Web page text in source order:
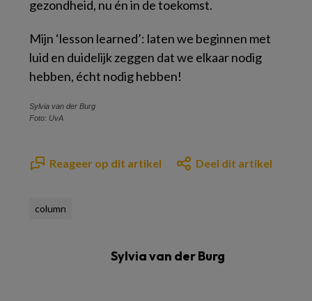
gezondheid, nu én in de toekomst.
Mijn ‘lesson learned’: laten we beginnen met
luid en duidelijk zeggen dat we elkaar nodig
hebben, écht nodig hebben!
Sylvia van der Burg
Foto: UvA
Reageer op dit artikel Deel dit artikel
column
Sylvia van der Burg